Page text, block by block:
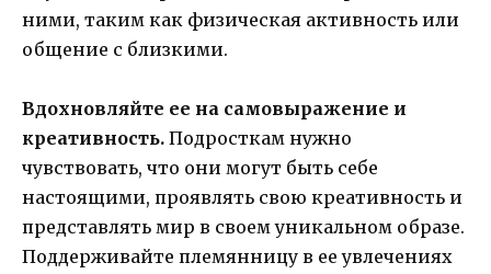
ними, таким как физическая активность или
общение с близкими.
Вдохновляйте ее на самовыражение и
креативность. Подросткам нужно
чувствовать, что они могут быть себе
настоящими, проявлять свою креативность и
представлять мир в своем уникальном образе.
Поддерживайте племянницу в ее увлечениях